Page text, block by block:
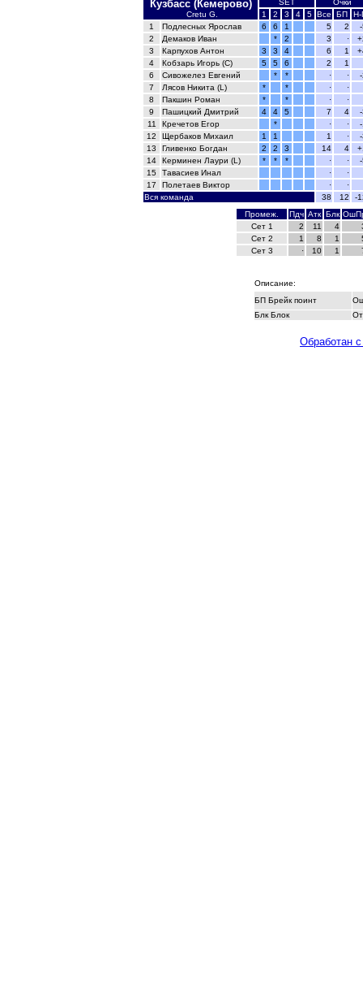
Кузбасс (Кемерово)
Cretu G.
SET
Очки
1
2 3 4 5 Все БП
Н-
1
Подлесных Ярослав 6 6 1 5 2
2
Демаков Иван * 2 3 ·
3
Карпухов Антон 3 3 4 6 1
4
Кобзарь Игорь (C) 5 5 6 2
1
6
Сивожелез Евгений * * · ·
7
Лясов Никита (L) * * ·
·
8
Пакшин Роман * * ·
·
9
Пашицкий Дмитрий 4 4 5 7 4
11
Кречетов Егор * · ·
12
Щербаков Михаил 1 1 1 ·
13
Гливенко Богдан 2 2 3 14 4
14
Керминен Лаури (L) * * * · ·
15
Тавасиев Инал ·
·
17
Полетаев Виктор ·
·
Вся команда
38 12
-
Промеж.
Пдч Атк Блк
Сет 1
2 11 4
Сет 2
1 8 1
Сет 3
· 10 1
Описание:
БП Брейк поинт
Блк Блок
Обработан